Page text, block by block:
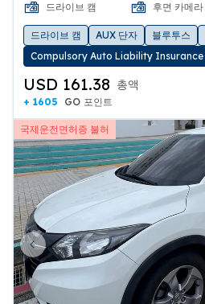
드라이브 캠
후면 카메라
드라이브 캠 AUX 단자 블루투스
Compulsory Auto Liability Insurance
USD 161.38 총액
+ 1605 GO 포인트
국제운전면허증 불허
Previous slide